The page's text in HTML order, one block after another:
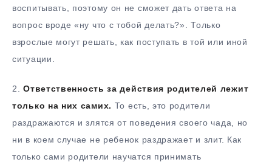
воспитывать, поэтому он не сможет дать ответа на
вопрос вроде «ну что с тобой делать?». Только
взрослые могут решать, как поступать в той или иной
ситуации.
2.Ответственность за действия родителей лежит
только на них самих. То есть, это родители
раздражаются и злятся от поведения своего чада, но
ни в коем случае не ребенок раздражает и злит. Как
только сами родители научатся принимать